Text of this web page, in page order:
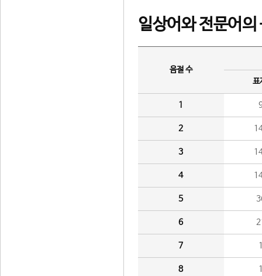
일상어와 전문어의
음절 수
표
1
2
3
4
5
6
7
8